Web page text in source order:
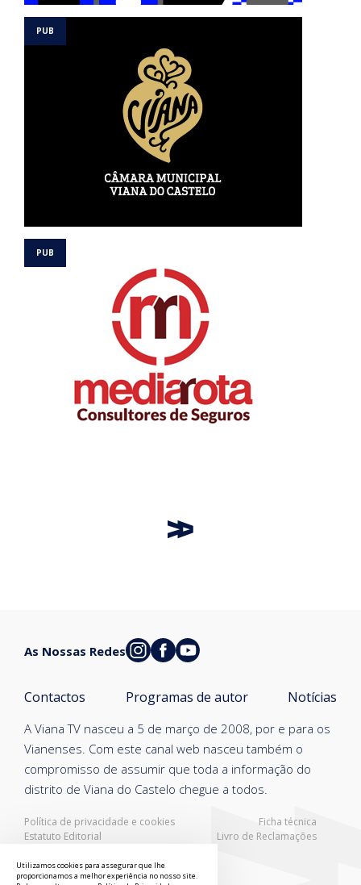
Política de privacidade e cookies
Ficha técnica
Estatuto Editorial
Livro de Reclamações
A Viana TV nasceu a 5 de março de 2008, por e para os
Vianenses. Com este canal web nasceu também o
compromisso de assumir que toda a informação do
distrito de Viana do Castelo chegue a todos.
Contactos Programas de autor Notícias
As Nossas Redes
Utilizamos cookies para assegurar que lhe
proporcionamos a melhor experiência no nosso site.